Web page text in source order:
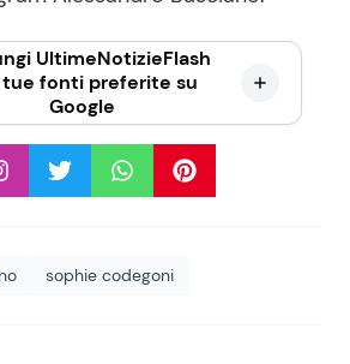
UltimeNotizieFlash
tue fonti preferite su
Google
sophie codegoni